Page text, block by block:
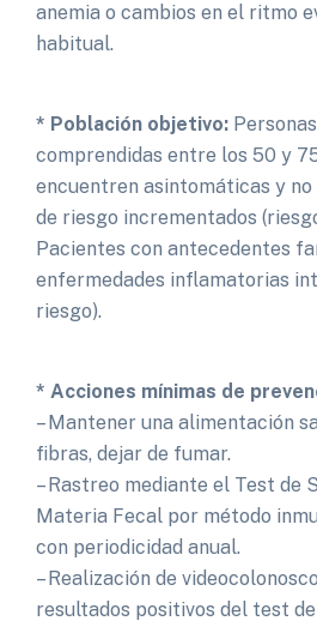
anemia o cambios en el ritmo
habitual.
* Población objetivo:
comprendidas entre los 50 y
encuentren asintomáticas y
de riesgo incrementados
Pacientes con antecedentes
enfermedades inflamatorias
riesgo).
* Acciones mínimas de
– Mantener una alimentación
fibras, dejar de fumar.
– Rastreo mediante el Test de
Materia Fecal por método
con periodicidad anual.
– Realización de
resultados positivos del test